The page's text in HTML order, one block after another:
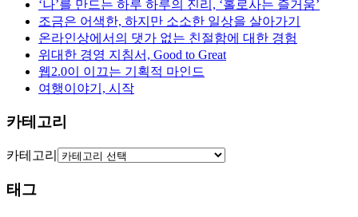
‘나’를 만드는 하루 하루의 진리, ‘홀로사는 즐거움’
조금은 어색한, 하지만 소소한 일상을 살아가기
온라인상에서의 댓가 없는 친절함에 대한 경험
위대한 경영 지침서, Good to Great
웹2.0이 이끄는 기획적 마인드
여행이야기, 시작
카테고리
카테고리
태그